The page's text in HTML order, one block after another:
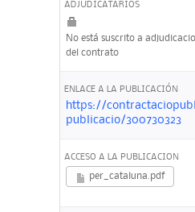
ADJUDICATARIOS
No está suscrito a
del contrato
ENLACE A LA PUBLICACIÓN
https://
publicacio/300730323
ACCESO A LA PUBLICACION
per_cataluna.pdf